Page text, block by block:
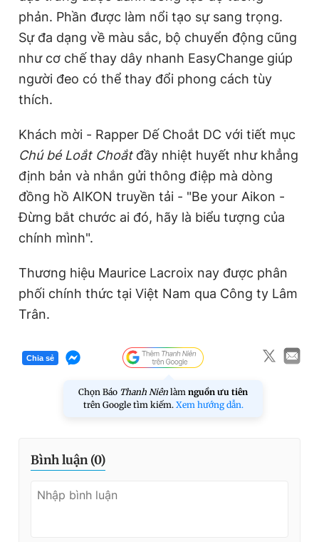
phản. Phần được làm nổi tạo sự sang trọng.
Sự đa dạng về màu sắc, bộ chuyển động cũng
như cơ chế thay dây nhanh EasyChange giúp
người đeo có thể thay đổi phong cách tùy
thích.
Khách mời - Rapper Dế Choắt DC với tiết mục
Chú bé Loắt Choắtđầy nhiệt huyết như khẳng
định bản và nhắn gửi thông điệp mà dòng
đồng hồ AIKON truyền tải - "Be your Aikon -
Đừng bắt chước ai đó, hãy là biểu tượng của
chính mình".
Thương hiệu Maurice Lacroix nay được phân
phối chính thức tại Việt Nam qua Công ty Lâm
Trân.
Chia sẻ
Chọn Báo Thanh Niên làm nguồn ưu tiên
trên Google tìm kiếm. Xem hướng dẫn.
Bình luận (0)